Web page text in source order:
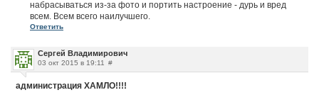
набрасываться из-за фото и портить настроение - дурь и вред
всем. Всем всего наилучшего.
Ответить
Сергей Владимирович
03 окт 2015 в 19:11 #
администрация ХАМЛО!!!!